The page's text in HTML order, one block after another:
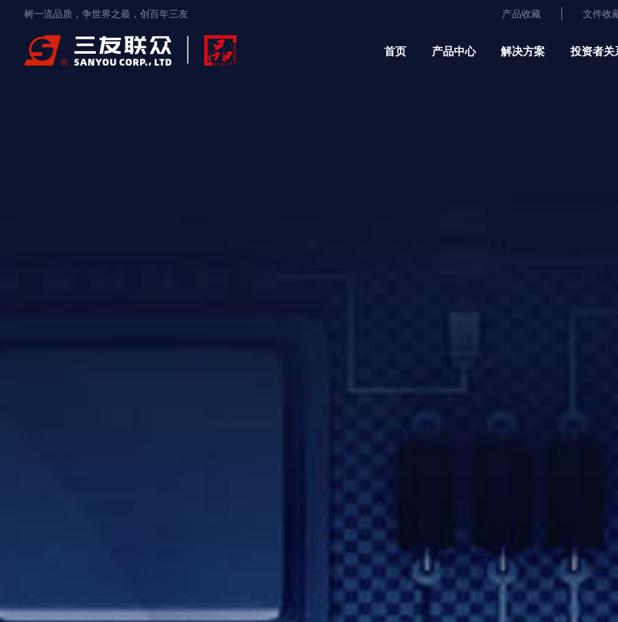
树一流品质，争世界之最，创百年三友 产品收藏 文件收
首页 产品中心 解决方案 投资者关